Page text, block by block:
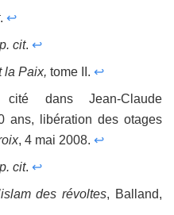
. ↩
cit. ↩
la Paix, tome II. ↩
cité dans Jean-Claude
ans, libération des otages
, 4 mai 2008. ↩
cit. ↩
des révoltes, Balland,